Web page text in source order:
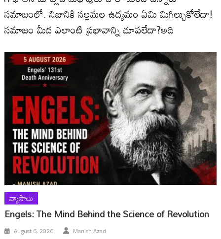
సమాజంలో. నిజానికి నల్లమల ఉద్యమం ఏమి మిగిల్చుకోలేదా!
సమాజం మీద ఎలాంటి ప్రభావాన్ని చూపలేదా?అది
వ్యాసాలు
Engels: The Mind Behind the Science of Revolution
August 6, 2026 Manish Azad